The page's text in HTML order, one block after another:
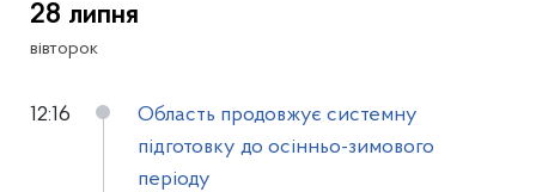
28 липня
вівторок
12:16
Область продовжує системну
підготовку до осінньо-зимового
періоду